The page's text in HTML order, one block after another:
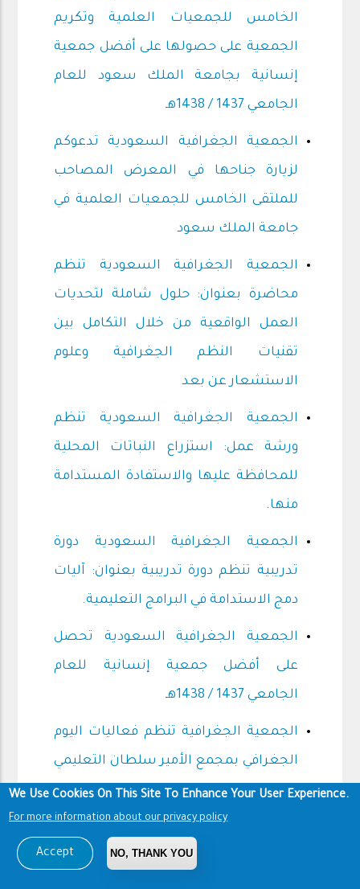
الخامس للجمعيات العلمية وتكريم
الجمعية على حصولها على أفضل جمعية
إنسانية بجامعة الملك سعود للعام
الجامعي 1437 / 1438هـ
الجمعية الجغرافية السعودية تدعوكم
لزيارة جناحها في المعرض المصاحب
للملتقى الخامس للجمعيات العلمية في
جامعة الملك سعود
الجمعية الجغرافية السعودية تنظم
محاضرة بعنوان: حلول شاملة لتحديات
العمل الواقعية من خلال التكامل بين
تقنيات النظم الجغرافية وعلوم
الاستشعار عن بعد
الجمعية الجغرافية السعودية تنظم
ورشة عمل: استزراع النباتات المحلية
للمحافظة عليها والاستفادة المستدامة
منها.
الجمعية الجغرافية السعودية دورة
تدريبية تنظم دورة تدريبية بعنوان: آليات
دمج الاستدامة في البرامج التعليمية.
الجمعية الجغرافية السعودية تحصل
على أفضل جمعية إنسانية للعام
الجامعي 1437 / 1438هـ
الجمعية الجغرافية تنظم فعاليات اليوم
الجغرافي بمجمع الأمير سلطان التعليمي
بالرياض
المؤتمر الدولي الأول للجودة وقياس الأداء
لجامعات العالم الإسلامي
We Use Cookies On This Site To Enhance Your User Experience.
For more information about our privacy policy
Accept NO, THANK YOU